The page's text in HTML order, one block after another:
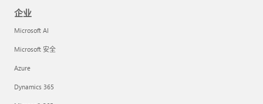
企业
Microsoft AI
Microsoft 安全
Azure
Dynamics 365